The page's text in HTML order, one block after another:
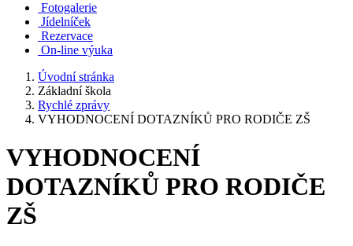
Fotogalerie
Jídelníček
Rezervace
On-line výuka
Úvodní stránka
Základní škola
Rychlé zprávy
VYHODNOCENÍ DOTAZNÍKŮ PRO RODIČE ZŠ
VYHODNOCENÍ
DOTAZNÍKŮ PRO RODIČE
ZŠ